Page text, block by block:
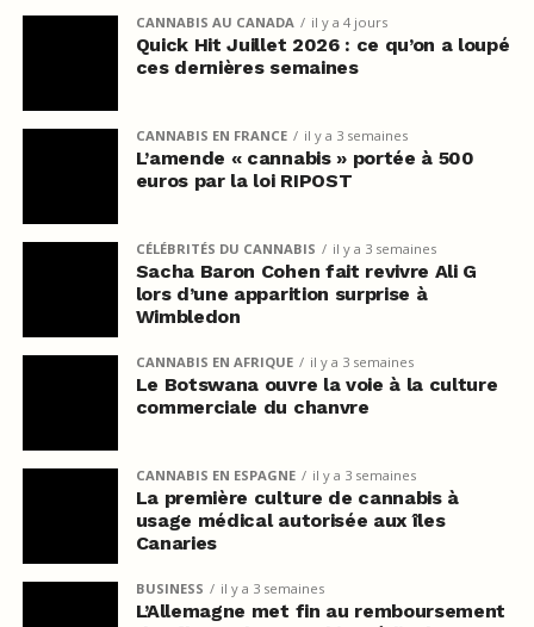
CANNABIS AU CANADA il y a 4 jours
Quick Hit Juillet 2026 : ce qu’on a loupé
ces dernières semaines
CANNABIS EN FRANCE il y a 3 semaines
L’amende « cannabis » portée à 500
euros par la loi RIPOST
CÉLÉBRITÉS DU CANNABIS il y a 3 semaines
Sacha Baron Cohen fait revivre Ali G
lors d’une apparition surprise à
Wimbledon
CANNABIS EN AFRIQUE il y a 3 semaines
Le Botswana ouvre la voie à la culture
commerciale du chanvre
CANNABIS EN ESPAGNE il y a 3 semaines
La première culture de cannabis à
usage médical autorisée aux îles
Canaries
BUSINESS il y a 3 semaines
L’Allemagne met fin au remboursement